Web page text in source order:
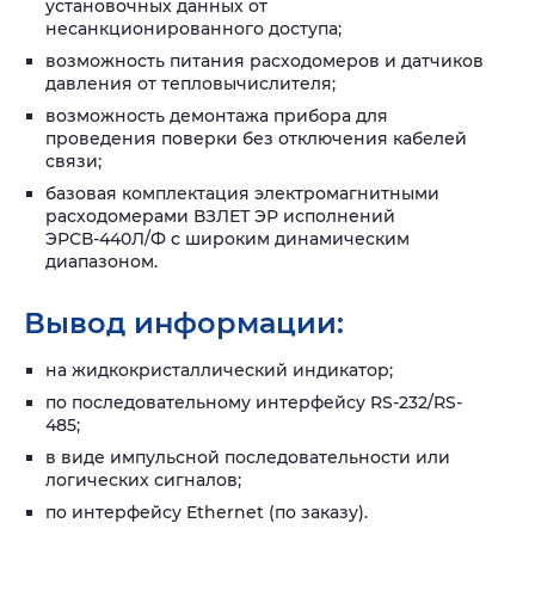
установочных данных от
несанкционированного доступа;
возможность питания расходомеров и датчиков
давления от тепловычислителя;
возможность демонтажа прибора для
проведения поверки без отключения кабелей
связи;
базовая комплектация электромагнитными
расходомерами ВЗЛЕТ ЭР исполнений
ЭРСВ-440Л/Ф с широким динамическим
диапазоном.
Вывод информации:
на жидкокристаллический индикатор;
по последовательному интерфейсу RS-232/RS-
485;
в виде импульсной последовательности или
логических сигналов;
по интерфейсу Ethernet (по заказу).